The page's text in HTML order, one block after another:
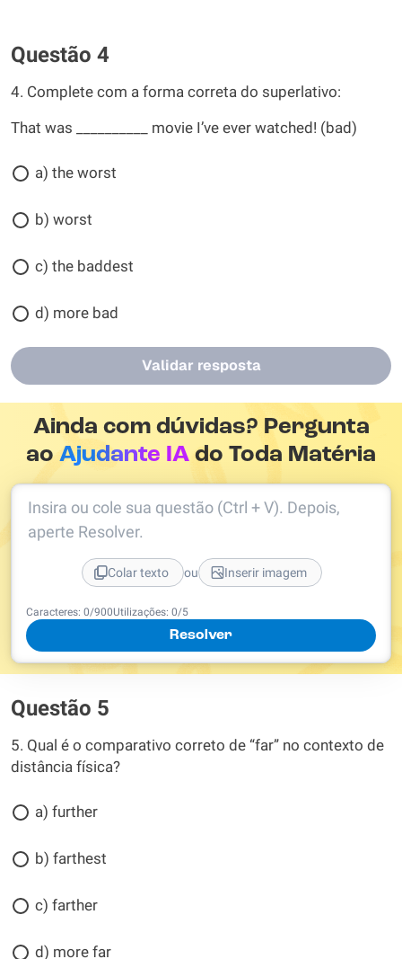
Questão 4
4. Complete com a forma correta do superlativo:
That was __________ movie I’ve ever watched! (bad)
a) the worst
b) worst
c) the baddest
d) more bad
Validar resposta
Ainda com dúvidas? Pergunta
aoAjudante IA do Toda Matéria
Caracteres: 0/900Utilizações: 0/5
Resolver
Insira ou cole sua questão (Ctrl + V). Depois,
aperte Resolver.
Colar texto ou Inserir imagem
Questão 5
5. Qual é o comparativo correto de “far” no contexto de
distância física?
a) further
b) farthest
c) farther
d) more far